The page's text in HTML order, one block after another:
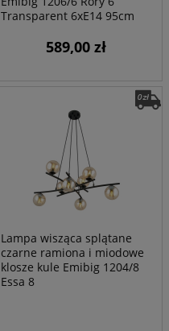
Transparent 6xE14 95cm
589,00 zł
Lampa wisząca splątane
czarne ramiona i miodowe
klosze kule Emibig 1204/8
Essa 8